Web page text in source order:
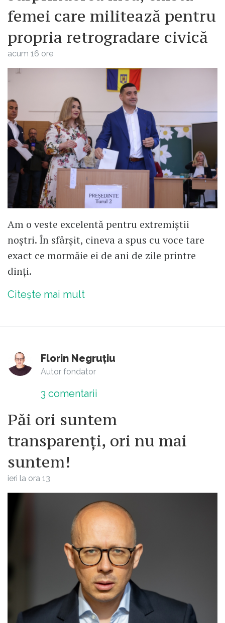
femei care militează pentru
propria retrogradare civică
acum 16 ore
Am o veste excelentă pentru extremiștii
noștri. În sfârșit, cineva a spus cu voce tare
exact ce mormăie ei de ani de zile printre
dinți.
Citește mai mult
Florin Negruțiu
Autor fondator
3 comentarii
Păi ori suntem
transparenți, ori nu mai
suntem!
ieri la ora 13